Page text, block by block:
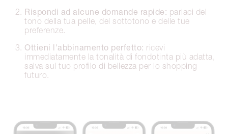
Rispondi ad alcune domande rapide: parlaci del
tono della tua pelle, del sottotono e delle tue
preferenze.
Ottieni l'abbinamento perfetto: ricevi
immediatamente la tonalità di fondotinta più adatta,
salva sul tuo profilo di bellezza per lo shopping
futuro.